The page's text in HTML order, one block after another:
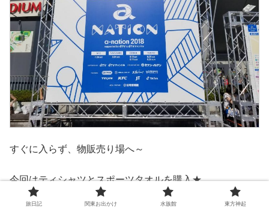
すぐに入らず、物販売り場へ～
今回はティシャツとスポーツタオルを購入★
めっちゃ可愛い！！
旅日記 関東お出かけ 水族館 東方神起